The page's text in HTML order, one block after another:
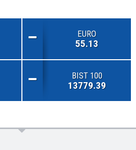
EURO
55.13
BIST 100
13779.39